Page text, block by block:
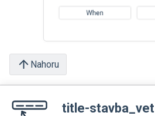
Nahoru
title-stavba_vet